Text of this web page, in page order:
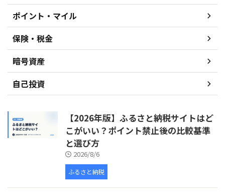
ポイント・マイル
保険・税金
暗号資産
自己投資
【2026年版】ふるさと納税サイトはど
こがいい？ポイント禁止後の比較基準
と選び方
2026/8/6
ふるさと納税